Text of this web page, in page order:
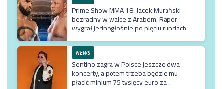
Prime Show MMA 18: Jacek Murański
bezradny w walce z Arabem. Raper
wygrał jednogłośnie po pięciu rundach
NEWS
Sentino zagra w Polsce jeszcze dwa
koncerty, a potem trzeba będzie mu
płacić minium 75 tysięcy euro za